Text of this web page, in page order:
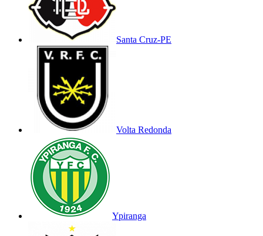
Santa Cruz-PE
Volta Redonda
Ypiranga